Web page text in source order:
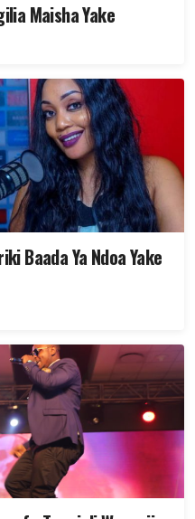
Maisha Yake
Baada Ya Ndoa Yake